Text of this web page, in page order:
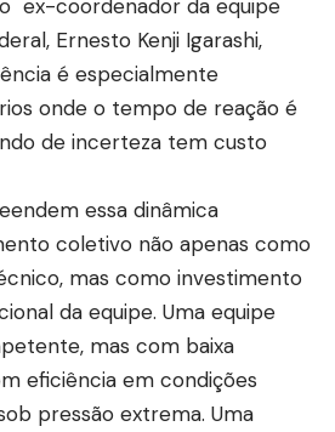
ex-coordenador da equipe
Ernesto Kenji Igarashi,
é especialmente
onde o tempo de reação é
de incerteza tem custo
essa dinâmica
coletivo não apenas como
mas como investimento
da equipe. Uma equipe
mas com baixa
eficiência em condições
pressão extrema. Uma